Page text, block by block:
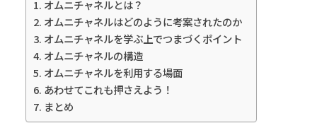
オムニチャネルとは？
オムニチャネルはどのように考案されたのか
オムニチャネルを学ぶ上でつまづくポイント
オムニチャネルの構造
オムニチャネルを利用する場面
あわせてこれも押さえよう！
まとめ